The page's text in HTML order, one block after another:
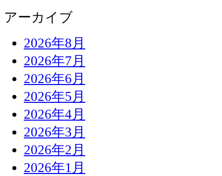
アーカイブ
2026年8月
2026年7月
2026年6月
2026年5月
2026年4月
2026年3月
2026年2月
2026年1月